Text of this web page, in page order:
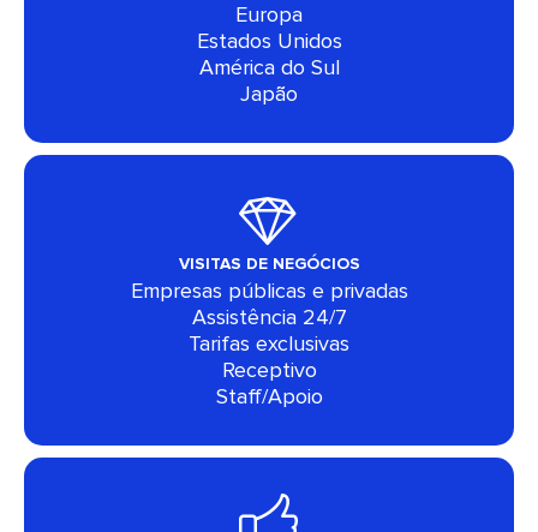
Europa
Estados Unidos
América do Sul
Japão
VISITAS DE NEGÓCIOS
Empresas públicas e privadas
Assistência 24/7
Tarifas exclusivas
Receptivo
Staff/Apoio